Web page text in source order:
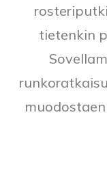
tietenkin